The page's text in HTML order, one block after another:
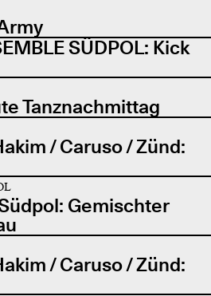
SÜDPOL: Kick
Tanznachmittag
/ Caruso / Zünd:
Gemischter
/ Caruso / Zünd: